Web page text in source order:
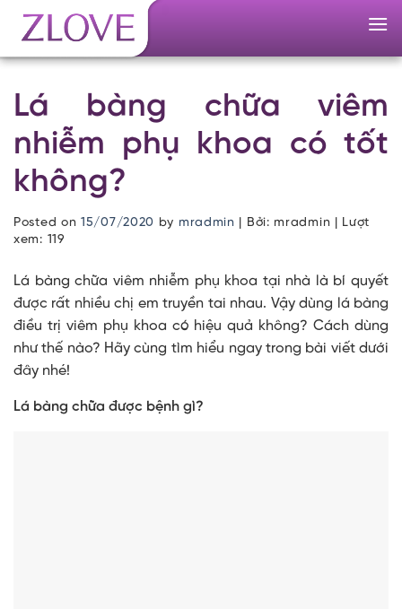
Skip
content
Lá bàng chữa viêm
nhiễm phụ khoa có tốt
không?
Posted on 15/07/2020 by mradmin | Bởi: mradmin | Lượt
xem: 119
Lá bàng chữa viêm nhiễm phụ khoa tại nhà là bí quyết
được rất nhiều chị em truyền tai nhau. Vậy dùng lá bàng
điều trị viêm phụ khoa có hiệu quả không? Cách dùng
như thế nào? Hãy cùng tìm hiểu ngay trong bài viết dưới
đây nhé!
Lá bàng chữa được bệnh gì?